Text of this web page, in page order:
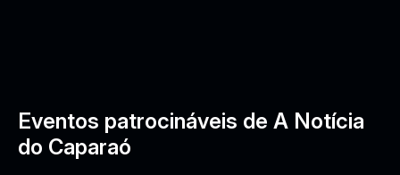
Eventos patrocináveis de A Notícia
do Caparaó